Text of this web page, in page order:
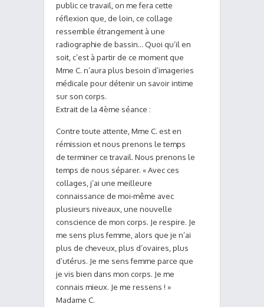
public ce travail, on me fera cette
réflexion que, de loin, ce collage
ressemble étrangement à une
radiographie de bassin… Quoi qu’il en
soit, c’est à partir de ce moment que
Mme C. n’aura plus besoin d’imageries
médicale pour détenir un savoir intime
sur son corps.
Extrait de la 4ème séance :
Contre toute attente, Mme C. est en
rémission et nous prenons le temps
de terminer ce travail. Nous prenons le
temps de nous séparer. « Avec ces
collages, j’ai une meilleure
connaissance de moi-même avec
plusieurs niveaux, une nouvelle
conscience de mon corps. Je respire. Je
me sens plus femme, alors que je n’ai
plus de cheveux, plus d’ovaires, plus
d’utérus. Je me sens femme parce que
je vis bien dans mon corps. Je me
connais mieux. Je me ressens ! »
Madame C.